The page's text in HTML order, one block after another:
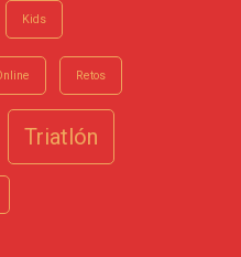
Kids
Retos
Triatlón